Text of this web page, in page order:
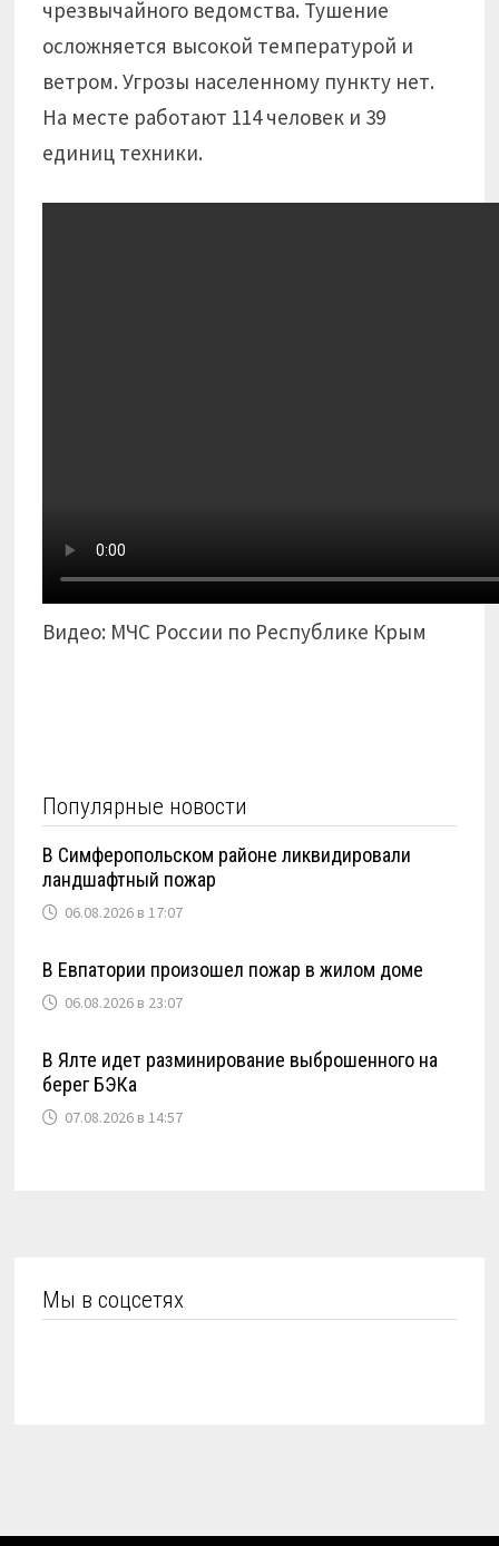
чрезвычайного ведомства. Тушение
осложняется высокой температурой и
ветром. Угрозы населенному пункту нет.
На месте работают 114 человек и 39
единиц техники.
Видео: МЧС России по Республике Крым
Популярные новости
В Симферопольском районе ликвидировали
ландшафтный пожар
06.08.2026 в 17:07
В Евпатории произошел пожар в жилом доме
06.08.2026 в 23:07
В Ялте идет разминирование выброшенного на
берег БЭКа
07.08.2026 в 14:57
Мы в соцсетях